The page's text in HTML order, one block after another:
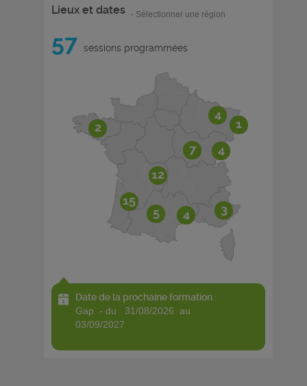
Lieux et dates - Sélectionner une région
57 sessions programmées
1
15
7
2
4
4
12
4
5 3
Date de la prochaine formation :
gap - du 31/08/2026 au
03/09/2027